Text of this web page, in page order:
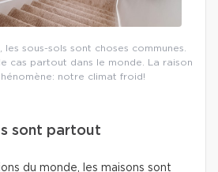
les sous-sols sont choses communes.
cas partout dans le monde. La raison
notre climat froid!
sont partout
du monde, les maisons sont